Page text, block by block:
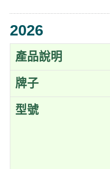
2026
產品說明
牌子
型號